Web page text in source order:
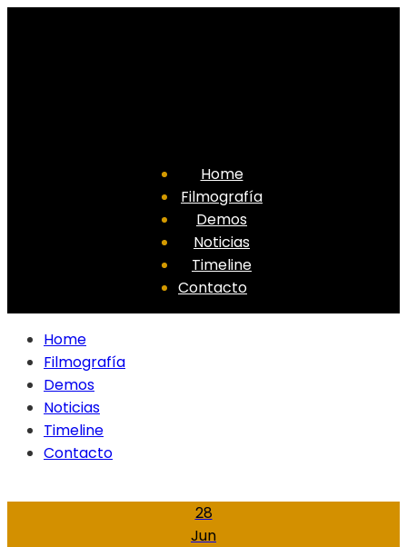
Home
Filmografía
Demos
Noticias
Timeline
Contacto
Home
Filmografía
Demos
Noticias
Timeline
Contacto
28
Jun